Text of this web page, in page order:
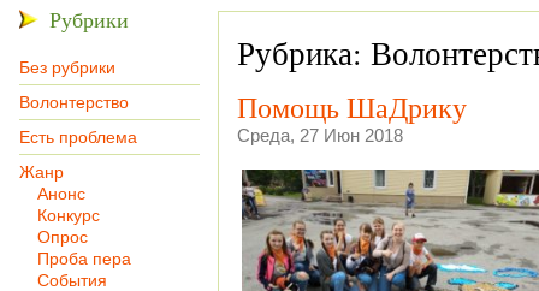
Рубрики
Без рубрики
Волонтерство
Есть проблема
Жанр
Анонс
Конкурс
Опрос
Проба пера
События
Рубрика:
Помощь ШаДрику
Среда, 27 Июн 2018